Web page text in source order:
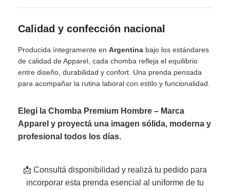
Calidad y confección nacional
Producida íntegramente en Argentina bajo los estándares
de calidad de Apparel, cada chomba refleja el equilibrio
entre diseño, durabilidad y confort. Una prenda pensada
para acompañar la rutina laboral con estilo y funcionalidad.
Elegí la Chomba Premium Hombre – Marca
Apparel y proyectá una imagen sólida, moderna y
profesional todos los días.
📩 Consultá disponibilidad y realizá tu pedido para
incorporar esta prenda esencial al uniforme de tu